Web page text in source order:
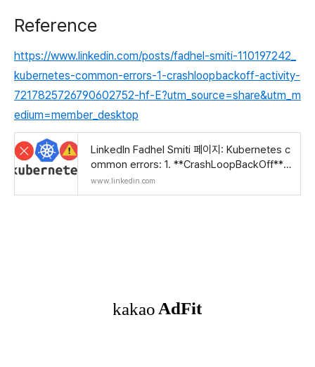
Reference
https://www.linkedin.com/posts/fadhel-smiti-110197242_
kubernetes-common-errors-1-crashloopbackoff-activity-
7217825726790602752-hf-E?utm_source=share&utm_m
edium=member_desktop
LinkedIn Fadhel Smiti 페이지: Kubernetes c
ommon errors: 1. **CrashLoopBackOff**:
- **Description**:… | 댓글 92
www.linkedin.com